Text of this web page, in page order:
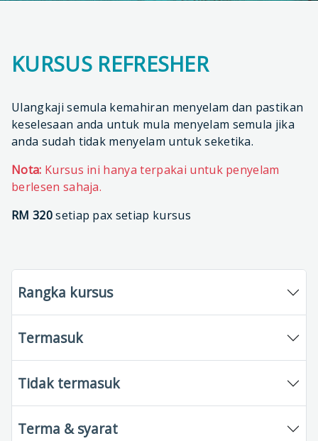
KURSUS REFRESHER
Ulangkaji semula kemahiran menyelam dan pastikan
keselesaan anda untuk mula menyelam semula jika
anda sudah tidak menyelam untuk seketika.
Nota: Kursus ini hanya terpakai untuk penyelam
berlesen sahaja.
RM 320setiap pax setiap kursus
Rangka kursus
Termasuk
Tidak termasuk
Terma & syarat